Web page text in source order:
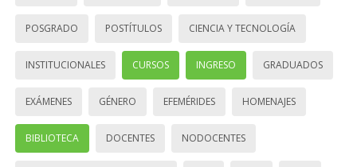
POSGRADO POSTÍTULOS CIENCIA Y TECNOLOGÍA
INSTITUCIONALES CURSOS INGRESO GRADUADOS
EXÁMENES GÉNERO EFEMÉRIDES HOMENAJES
BIBLIOTECA DOCENTES NODOCENTES